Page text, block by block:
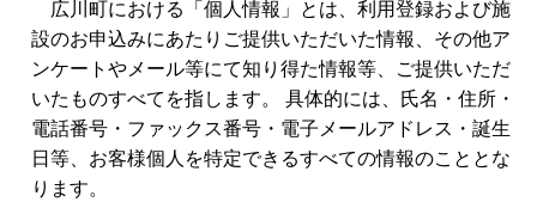
広川町における「個人情報」とは、利用登録および施
設のお申込みにあたりご提供いただいた情報、その他ア
ンケートやメール等にて知り得た情報等、ご提供いただ
いたものすべてを指します。 具体的には、氏名・住所・
電話番号・ファックス番号・電子メールアドレス・誕生
日等、お客様個人を特定できるすべての情報のこととな
ります。